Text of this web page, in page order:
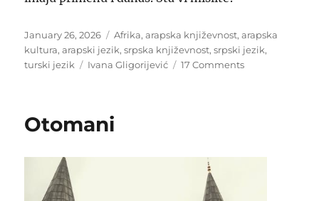
Posted
on
January 26, 2026 Categories
Afrika,arapska književnost,arapska
kultura,arapski jezik,srpska književnost,srpski jezik,
turski jezik
Tags
Ivana Gligorijević 17 Commentson
Otomani